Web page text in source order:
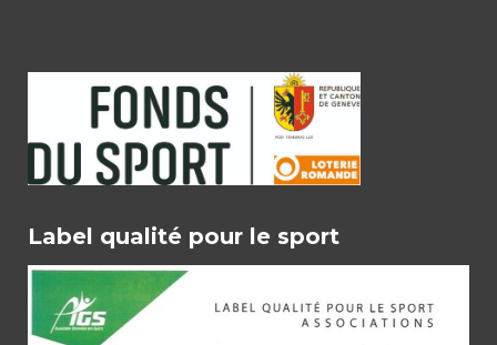
Label qualité pour le sport